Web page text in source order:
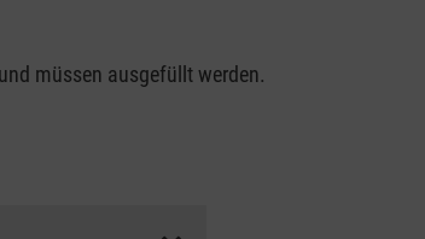
müssen ausgefüllt werden.